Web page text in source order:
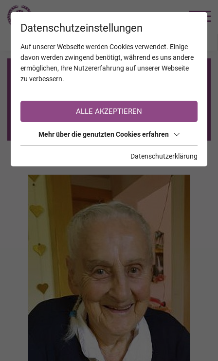
Registrierung auf TrauerHilfe.it
Sie sind noch nicht auf TrauerHilfe.it registriert?
>> zur kostenlosen Registrierung <<
Datenschutzeinstellungen
Auf unserer Webseite werden Cookies verwendet. Einige
davon werden zwingend benötigt, während es uns andere
ermöglichen, Ihre Nutzererfahrung auf unserer Webseite
zu verbessern.
ALLE AKZEPTIEREN
Mehr über die genutzten Cookies erfahren
Datenschutzerklärung
JAHRESTAGE KALENDER VERSTORBENE